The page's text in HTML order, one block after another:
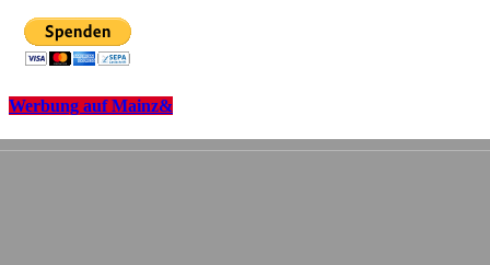
Werbung auf Mainz&